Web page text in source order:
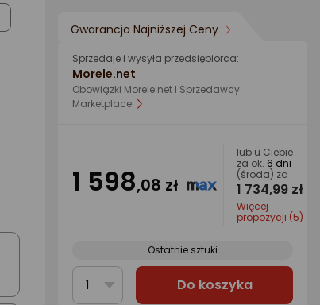
Gwarancja Najniższej Ceny
Sprzedaje i wysyła przedsiębiorca:
Morele.net
Obowiązki Morele.net I Sprzedawcy
Marketplace.
1 598,08 zł
lub u Ciebie
za ok. 6 dni
(środa) za
1 734,99 zł
Więcej
propozycji (5)
Ostatnie sztuki
1 Do koszyka